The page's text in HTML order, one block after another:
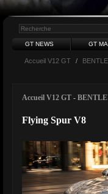
GT NEWS GT
Accueil V12 GT /
Accueil V12 GT -
Flying Spur V8